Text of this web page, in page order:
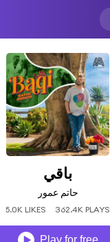
باقي
حاتم عمور
5.0K LIKES 362.4K PLAYS